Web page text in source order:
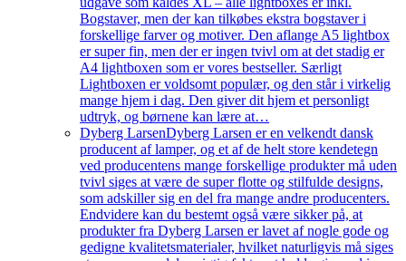
Bogstaver, men der kan tilkøbes ekstra bogstaver i
forskellige farver og motiver. Den aflange A5 lightbox
er super fin, men der er ingen tvivl om at det stadig er
A4 lightboxen som er vores bestseller. Særligt
Lightboxen er voldsomt populær, og den står i virkelig
mange hjem i dag. Den giver dit hjem et personligt
udtryk, og børnene kan lære at…
Dyberg LarsenDyberg Larsen er en velkendt dansk
producent af lamper, og et af de helt store kendetegn
ved producentens mange forskellige produkter må uden
tvivl siges at være de super flotte og stilfulde designs,
som adskiller sig en del fra mange andre producenters.
Endvidere kan du bestemt også være sikker på, at
produkter fra Dyberg Larsen er lavet af nogle gode og
gedigne kvalitetsmaterialer, hvilket naturligvis må siges